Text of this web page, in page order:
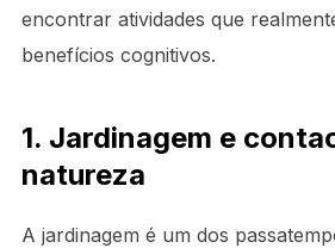
encontrar atividades que
benefícios cognitivos.
1. Jardinagem e
natureza
A jardinagem é um dos